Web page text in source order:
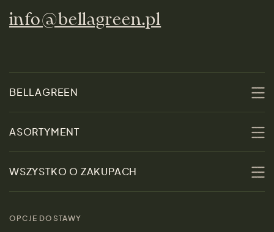
info@bellagreen.pl
BELLAGREEN
O nas
Zrównoważoność
Skontaktuj się z nami
ASORTYMENT
Promocje
Kobiety
Mężczyźni
WSZYSTKO O ZAKUPACH
rozmiarach
OPCJE DOSTAWY